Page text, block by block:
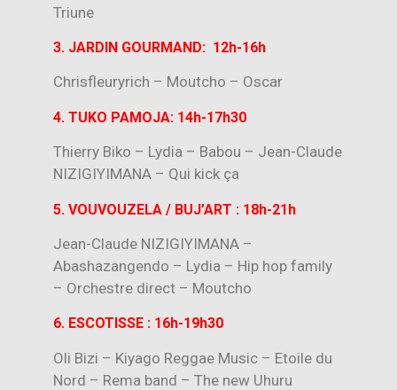
Triune
3. JARDIN GOURMAND: 12h-16h
Chrisfleuryrich – Moutcho – Oscar
4. TUKO PAMOJA: 14h-17h30
Thierry Biko – Lydia – Babou – Jean-Claude
NIZIGIYIMANA – Qui kick ça
5. VOUVOUZELA / BUJ’ART : 18h-21h
Jean-Claude NIZIGIYIMANA –
Abashazangendo – Lydia – Hip hop family
– Orchestre direct – Moutcho
6. ESCOTISSE : 16h-19h30
Oli Bizi – Kiyago Reggae Music – Etoile du
Nord – Rema band – The new Uhuru